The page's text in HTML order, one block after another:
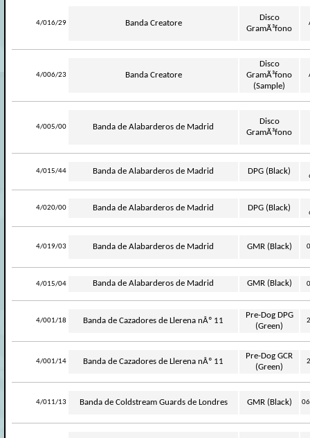
4/016/29 Banda Creatore
Disco
GramÃ³fono
4/006/23 Banda Creatore
Disco
GramÃ³fono
(Sample)
4/005/00 Banda de Alabarderos de Madrid
Disco
GramÃ³fono
4/015/44 Banda de Alabarderos de Madrid DPG (Black)
4/020/00 Banda de Alabarderos de Madrid DPG (Black)
4/019/03 Banda de Alabarderos de Madrid GMR (Black)
4/015/04 Banda de Alabarderos de Madrid GMR (Black)
4/001/18 Banda de Cazadores de Llerena nÂº 11
Pre-Dog DPG
(Green)
4/001/14 Banda de Cazadores de Llerena nÂº 11
Pre-Dog GCR
(Green)
4/011/13 Banda de Coldstream Guards de Londres GMR (Black)